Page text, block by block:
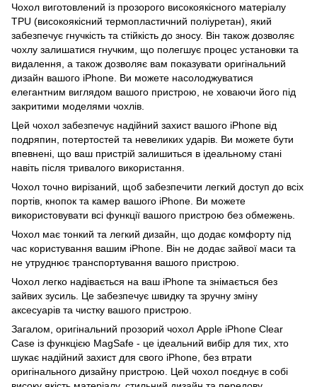
Чохол виготовлений із прозорого високоякісного матеріалу
TPU (високоякісний термопластичний поліуретан), який
забезпечує гнучкість та стійкість до зносу. Він також дозволяє
чохлу залишатися гнучким, що полегшує процес установки та
видалення, а також дозволяє вам показувати оригінальний
дизайн вашого iPhone. Ви можете насолоджуватися
елегантним виглядом вашого пристрою, не ховаючи його під
закритими моделями чохлів.
Цей чохол забезпечує надійний захист вашого iPhone від
подряпин, потертостей та невеликих ударів. Ви можете бути
впевнені, що ваш пристрій залишиться в ідеальному стані
навіть після тривалого використання.
Чохол точно вирізаний, щоб забезпечити легкий доступ до всіх
портів, кнопок та камер вашого iPhone. Ви можете
використовувати всі функції вашого пристрою без обмежень.
Чохол має тонкий та легкий дизайн, що додає комфорту під
час користування вашим iPhone. Він не додає зайвої маси та
не утруднює транспортування вашого пристрою.
Чохол легко надівається на ваш iPhone та знімається без
зайвих зусиль. Це забезпечує швидку та зручну зміну
аксесуарів та чистку вашого пристрою.
Загалом, оригінальний прозорий чохол Apple iPhone Clear
Case із функцією MagSafe - це ідеальний вибір для тих, хто
шукає надійний захист для свого iPhone, без втрати
оригінального дизайну пристрою. Цей чохол поєднує в собі